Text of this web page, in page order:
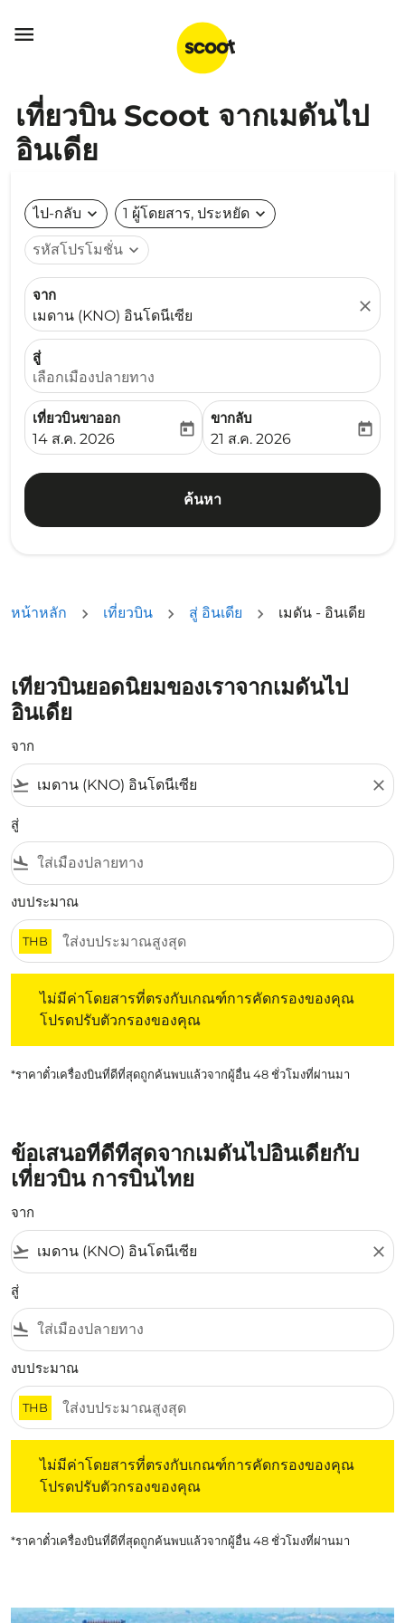

เที่ยวบิน Scoot จากเมดันไป
อินเดีย
ไป-กลับ expand_more 1 ผู้โดยสาร, ประหยัด expand_more
รหัสโปรโมชั่น expand_more
จาก
เมดาน (KNO) อินโดนีเซีย
close
สู่
เลือกเมืองปลายทาง
เที่ยวบินขาออก
fc-booking-departure-date-aria-label
14 ส.ค. 2026
today
ขากลับ
fc-booking-return-date-
21 ส.ค. 2026
today
ค้นหา
หน้าหลัก เที่ยวบิน สู่ อินเดีย เมดัน - อินเดีย
เที่ยวบินยอดนิยมของเราจากเมดันไป
อินเดีย
จาก
flight_takeoff close
สู่
flight_land
งบประมาณ
THB
ไม่มีค่าโดยสารที่ตรงกับเกณฑ์การคัดกรองของคุณ
โปรดปรับตัวกรองของคุณ
*ราคาตั๋วเครื่องบินที่ดีที่สุดถูกค้นพบแล้วจากผู้อื่น 48 ชั่วโมงที่ผ่านมา
ข้อเสนอที่ดีที่สุดจากเมดันไปอินเดียกับ
เที่ยวบิน การบินไทย
จาก
flight_takeoff close
สู่
flight_land
งบประมาณ
THB
ไม่มีค่าโดยสารที่ตรงกับเกณฑ์การคัดกรองของคุณ
โปรดปรับตัวกรองของคุณ
*ราคาตั๋วเครื่องบินที่ดีที่สุดถูกค้นพบแล้วจากผู้อื่น 48 ชั่วโมงที่ผ่านมา